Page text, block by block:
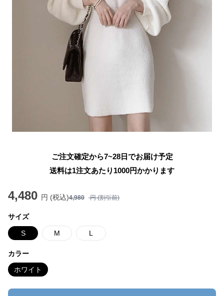
ご注文確定から7~28日でお届け予定
送料は1注文あたり 1000円かかります
4,480 円 (税込)4,980 円 (割引前)
サイズ
S M L
カラー
ホワイト